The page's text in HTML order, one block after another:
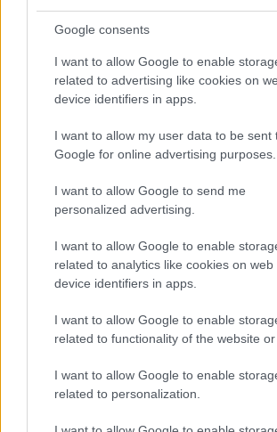
Google consents
I want to allow Google to enable
related to advertising like cookies on
device identifiers in apps.
I want to allow my user data to be sent
Google for online advertising purposes.
I want to allow Google to send me
personalized advertising.
I want to allow Google to enable
related to analytics like cookies on web
device identifiers in apps.
I want to allow Google to enable
related to functionality of the website or
I want to allow Google to enable
related to personalization.
Hitelfordulat 2026: elzárja a
állam